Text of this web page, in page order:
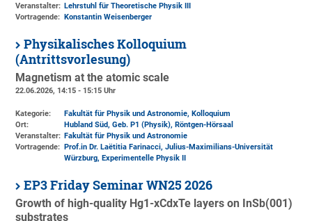
Veranstalter: Lehrstuhl für Theoretische Physik III
Vortragende: Konstantin Weisenberger
Physikalisches Kolloquium
(Antrittsvorlesung)
Magnetism at the atomic scale
22.06.2026, 14:15 - 15:15 Uhr
Kategorie:
Fakultät für Physik und Astronomie, Kolloquium
Ort:
Hubland Süd, Geb. P1 (Physik), Röntgen-Hörsaal
Veranstalter: Fakultät für Physik und Astronomie
Vortragende:
Prof.in Dr. Laëtitia Farinacci, Julius-Maximilians-Universität
Würzburg, Experimentelle Physik II
EP3 Friday Seminar WN25 2026
Growth of high-quality Hg1-xCdxTe layers on InSb(001)
substrates